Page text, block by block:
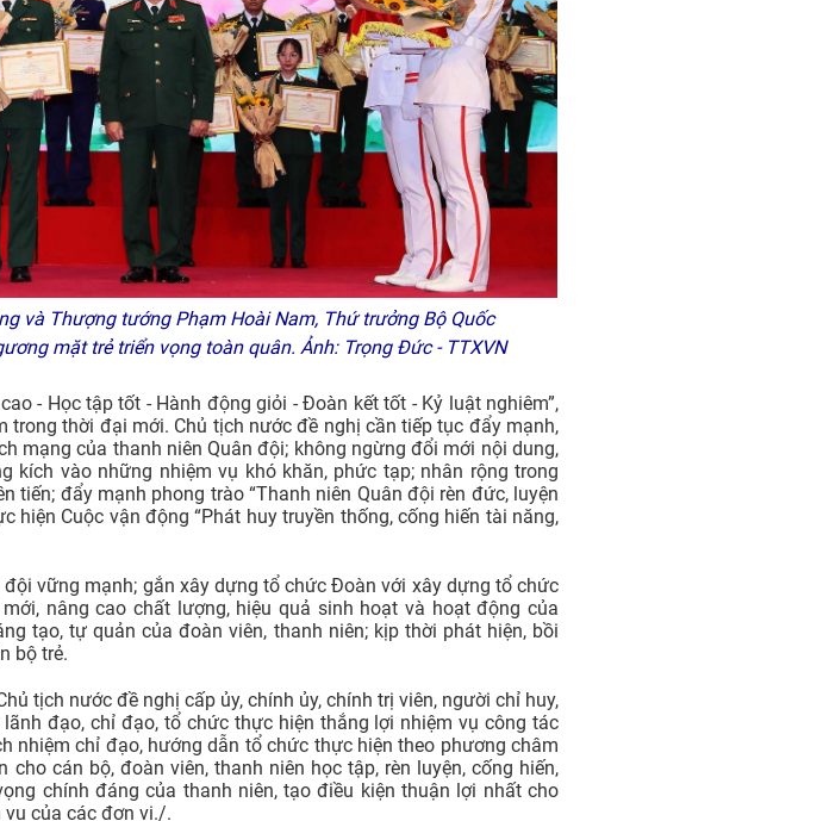
và Thượng tướng Phạm Hoài Nam, Thứ trưởng Bộ Quốc
mặt trẻ triển vọng toàn quân. Ảnh: Trọng Đức - TTXVN
- Học tập tốt - Hành động giỏi - Đoàn kết tốt - Kỷ luật nghiêm”,
thời đại mới. Chủ tịch nước đề nghị cần tiếp tục đẩy mạnh,
mạng của thanh niên Quân đội; không ngừng đổi mới nội dung,
kích vào những nhiệm vụ khó khăn, phức tạp; nhân rộng trong
tiến; đẩy mạnh phong trào “Thanh niên Quân đội rèn đức, luyện
hiện Cuộc vận động “Phát huy truyền thống, cống hiến tài năng,
vững mạnh; gắn xây dựng tổ chức Đoàn với xây dựng tổ chức
nâng cao chất lượng, hiệu quả sinh hoạt và hoạt động của
tạo, tự quản của đoàn viên, thanh niên; kịp thời phát hiện, bồi
bộ trẻ.
tịch nước đề nghị cấp ủy, chính ủy, chính trị viên, người chỉ huy,
đạo, chỉ đạo, tổ chức thực hiện thắng lợi nhiệm vụ công tác
nhiệm chỉ đạo, hướng dẫn tổ chức thực hiện theo phương châm
cán bộ, đoàn viên, thanh niên học tập, rèn luyện, cống hiến,
chính đáng của thanh niên, tạo điều kiện thuận lợi nhất cho
của các đơn vị./.